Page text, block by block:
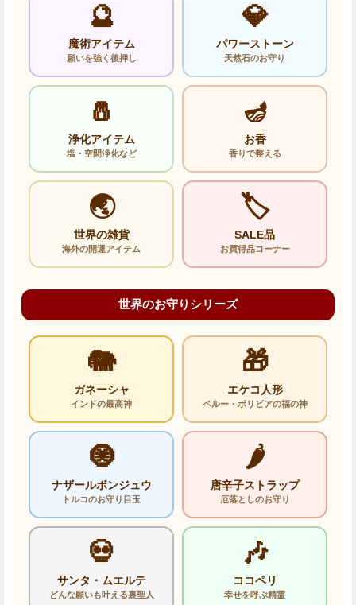
🔮
魔術アイテム
願いを強く後押し
💎
パワーストーン
天然石のお守り
🧂
浄化アイテム
塩・空間浄化など
🪔
お香
香りで整える
🌏
世界の雑貨
海外の開運アイテム
🏷️
SALE品
お買得品コーナー
世界のお守りシリーズ
🐘
ガネーシャ
インドの最高神
🎁
エケコ人形
ペルー・ボリビアの福の神
🧿
ナザールボンジュウ
トルコのお守り目玉
🌶️
唐辛子ストラップ
厄落としのお守り
💀
サンタ・ムエルテ
どんな願いも叶える裏聖人
🎶
ココペリ
幸せを呼ぶ精霊